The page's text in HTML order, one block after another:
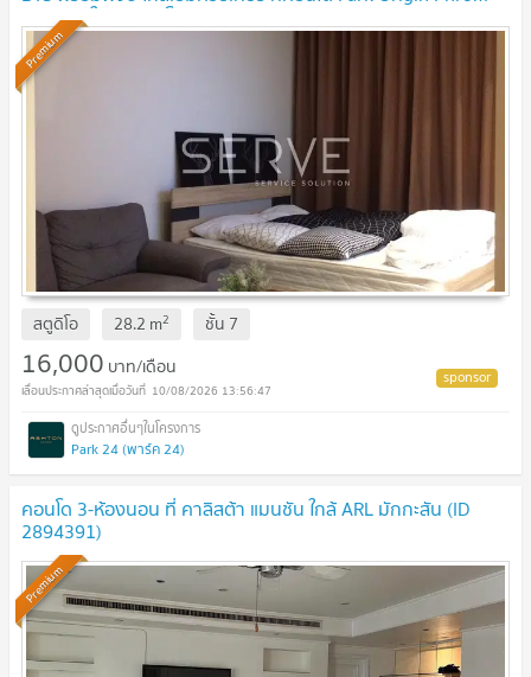
Phong / ให้เช่าคอนโด
Premium
สตูดิโอ 28.2 m2 ชั้น 7
16,000 บาท/เดือน
10/08/2026 13:56:47
Park 24 (พาร์ค 24)
คอนโด 3-ห้องนอน ที่ คาลิสต้า แมนชัน ใกล้ ARL มักกะสัน (ID
2894391)
Premium